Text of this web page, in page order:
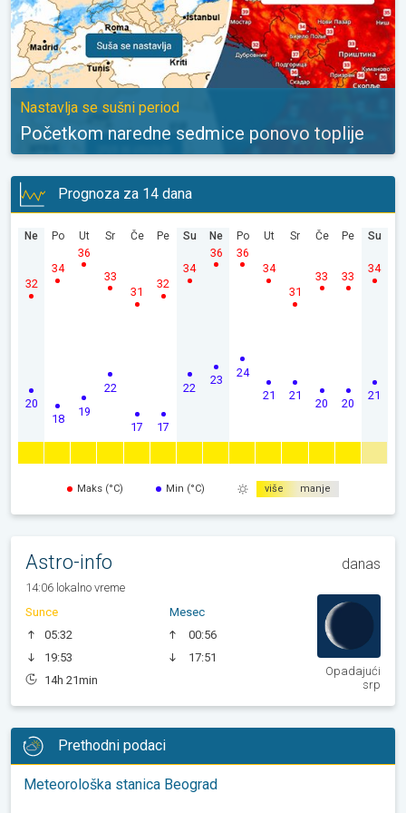
Nastavlja se sušni period
Početkom naredne sedmice ponovo toplije
Prognoza za 14 dana
Ne
20
32
Po
18
34
Ut
19
36
Sr
22
33
Če
17
31
Pe
17
32
Su
22
34
Ne
23
36
Po
24
36
Ut
21
34
Sr
21
31
Če
20
33
Pe
20
33
Su
21
34
Maks (°C) Min (°C) više manje
Astro-info danas
14:06 lokalno vreme
Sunce
05:32
19:53
14h 21min
Mesec
00:56
17:51
Opadajući
srp
Prethodni podaci
Meteorološka stanica Beograd